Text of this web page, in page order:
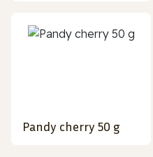
Pandy cherry 50 g